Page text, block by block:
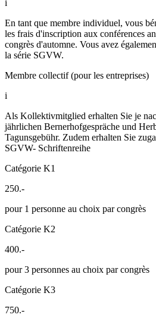
i
En tant que membre individuel, vous
les frais d'inscription aux conférences
congrès d'automne. Vous avez
la série SGVW.
Membre collectif (pour les entreprises)
i
Als Kollektivmitglied erhalten Sie je
jährlichen Bernerhofgespräche und
Tagunsgebühr. Zudem erhalten Sie
SGVW- Schriftenreihe
Catégorie K1
250.-
pour 1 personne au choix par congrès
Catégorie K2
400.-
pour 3 personnes au choix par congrès
Catégorie K3
750.-